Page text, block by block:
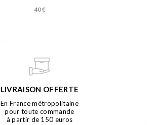
40 €
LIVRAISON OFFERTE
En France métropolitaine
pour toute commande
à partir de 150 euros